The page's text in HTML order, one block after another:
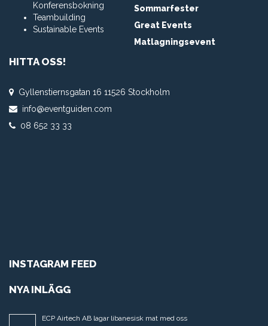
Konferensbokning
Teambuilding
Sustainable Events
Sommarfester
Great Events
Matlagningsevent
HITTA OSS!
Gyllenstiernsgatan 16 11526 Stockholm
info@eventguiden.com
08 652 33 33
INSTAGRAM FEED
NYA INLÄGG
ECP Airtech AB lagar libanesisk mat med oss